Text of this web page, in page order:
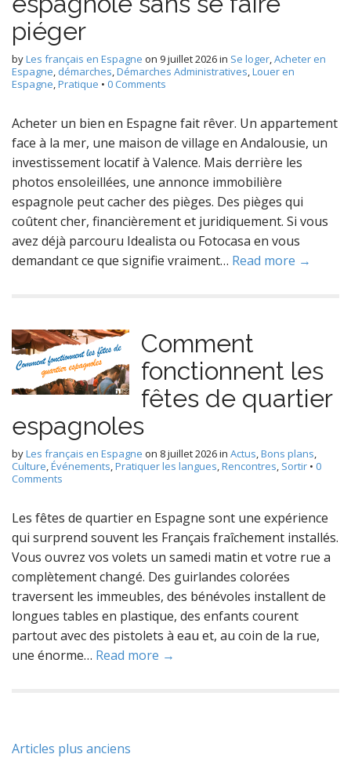
piéger
byLes français en Espagne on 9 juillet 2026in Se loger,Acheter en
Espagne, démarches,Démarches Administratives,Louer en
Espagne,Pratique • 0 Comments
Acheter un bien en Espagne fait rêver. Un appartement
face à la mer, une maison de village en Andalousie, un
investissement locatif à Valence. Mais derrière les
photos ensoleillées, une annonce immobilière
espagnole peut cacher des pièges. Des pièges qui
coûtent cher, financièrement et juridiquement. Si vous
avez déjà parcouru Idealista ou Fotocasa en vous
demandant ce que signifie vraiment… Read more →
Comment
fonctionnent les
fêtes de quartier
espagnoles
byLes français en Espagne on 8 juillet 2026in Actus,Bons plans,
Culture,Événements,Pratiquer les langues,Rencontres, Sortir • 0
Comments
Les fêtes de quartier en Espagne sont une expérience
qui surprend souvent les Français fraîchement installés.
Vous ouvrez vos volets un samedi matin et votre rue a
complètement changé. Des guirlandes colorées
traversent les immeubles, des bénévoles installent de
longues tables en plastique, des enfants courent
partout avec des pistolets à eau et, au coin de la rue,
une énorme… Read more →
Navigation
Articles plus anciens